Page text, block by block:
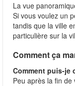
La vue
Si vous voulez un
tandis que la ville
particulière sur la
Comment ça
Comment puis-je
Peu après la fin